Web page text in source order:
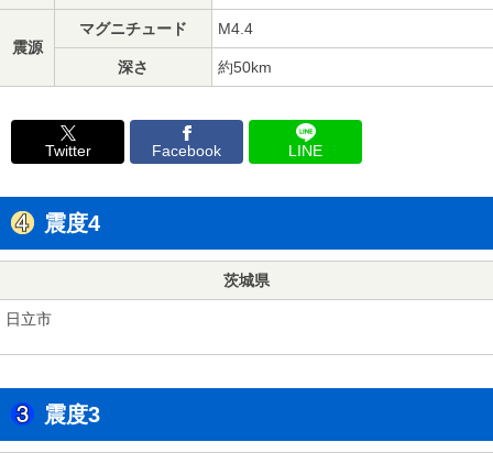
震源
マグニチュード M4.4
深さ 約50km
Twitter Facebook LINE
震度4
茨城県
日立市
震度3